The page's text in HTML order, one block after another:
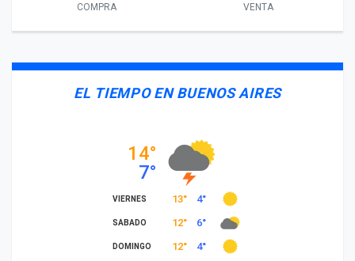
COMPRA VENTA
EL TIEMPO EN BUENOS AIRES